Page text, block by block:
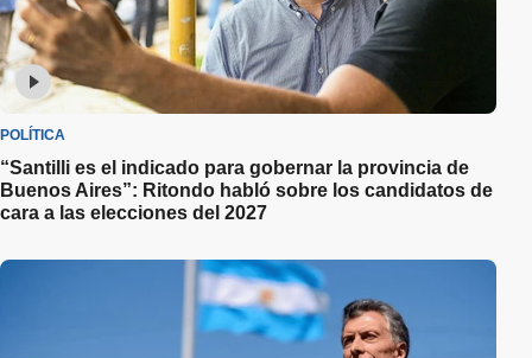
POLÍTICA
“Santilli es el indicado para gobernar la provincia de
Buenos Aires”: Ritondo habló sobre los candidatos de
cara a las elecciones del 2027